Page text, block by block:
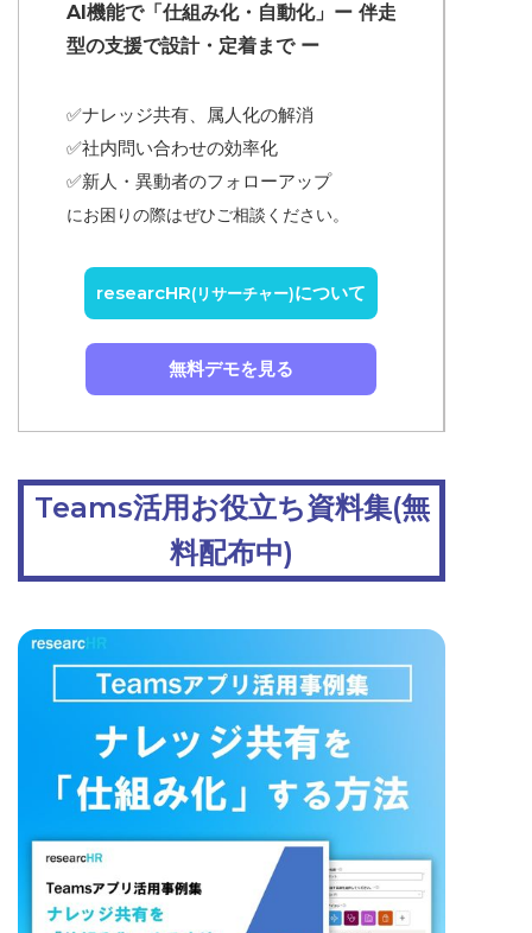
AI機能で「仕組み化・自動化」ー 伴走
型の支援で設計・定着まで ー
✅ナレッジ共有、属人化の解消
✅社内問い合わせの効率化
✅新人・異動者のフォローアップ
にお困りの際はぜひご相談ください。
researcHR(リサーチャー)について
無料デモを見る
Teams活用お役立ち資料集(無
料配布中)